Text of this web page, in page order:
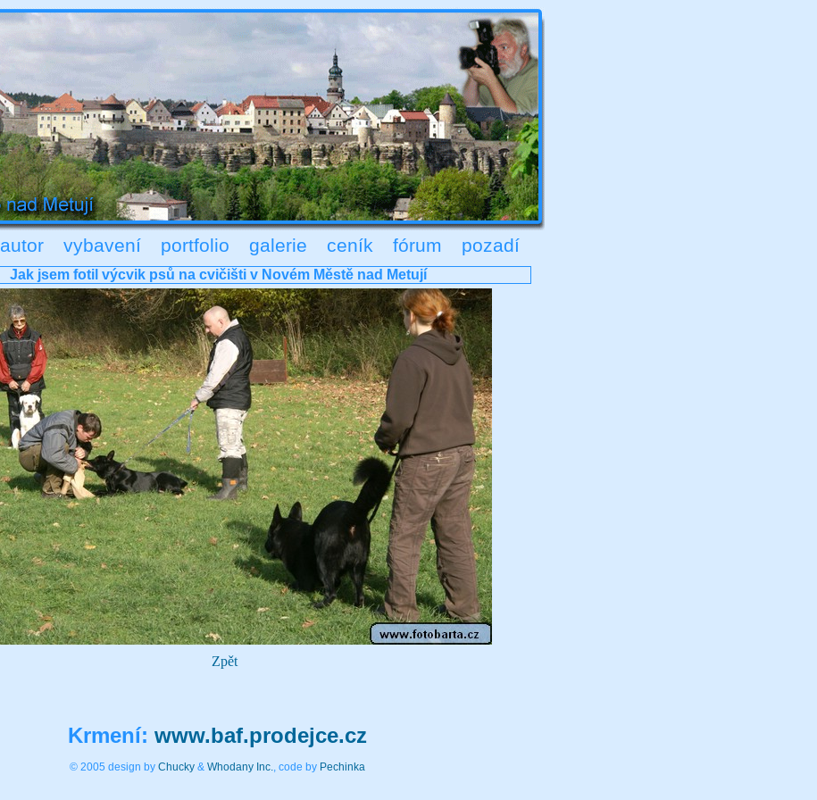
autor vybavení portfolio galerie ceník fórum pozadí
Jak jsem fotil výcvik psů na cvičišti v Novém Městě nad Metují
Zpět
Krmení: www.baf.prodejce.cz
© 2005 design by Chucky& Whodany Inc., code by Pechinka